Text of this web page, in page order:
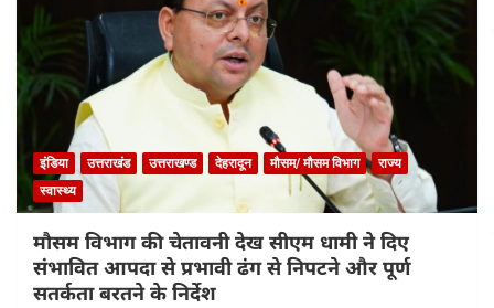
इंडिया उत्तराखंड उत्तराखण्ड देहरादून मौसम/ मौसम विभाग
राज्य
स्वास्थ्य
मौसम विभाग की चेतावनी देख सीएम धामी ने दिए
संभावित आपदा से प्रभावी ढंग से निपटने और पूर्ण
सतर्कता बरतने के निर्देश